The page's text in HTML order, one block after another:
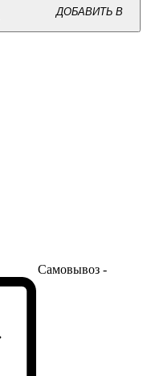
ДОБАВИТЬ В
Самовывоз -